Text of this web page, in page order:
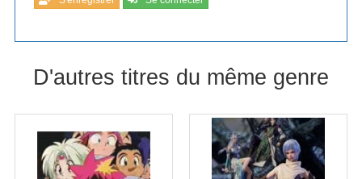
D'autres titres du même genre